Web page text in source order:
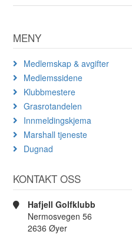
MENY
Medlemskap & avgifter
Medlemssidene
Klubbmestere
Grasrotandelen
Innmeldingskjema
Marshall tjeneste
Dugnad
KONTAKT OSS
Hafjell Golfklubb
Nermosvegen 56
2636 Øyer